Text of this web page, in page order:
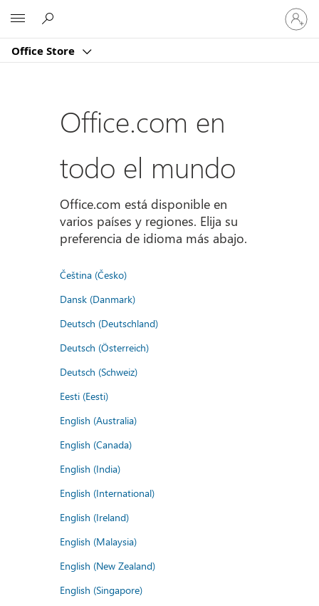
Office Store
Iniciar
sesión
en
cuenta
Office.com en
todo el mundo
Office.com está disponible en
varios países y regiones. Elija su
preferencia de idioma más abajo.
Čeština (Česko)
Dansk (Danmark)
Deutsch (Deutschland)
Deutsch (Österreich)
Deutsch (Schweiz)
Eesti (Eesti)
English (Australia)
English (Canada)
English (India)
English (International)
English (Ireland)
English (Malaysia)
English (New Zealand)
English (Singapore)